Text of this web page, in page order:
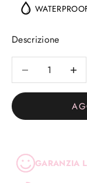
Descrizione
Diminuisci quantità
GARANZIA